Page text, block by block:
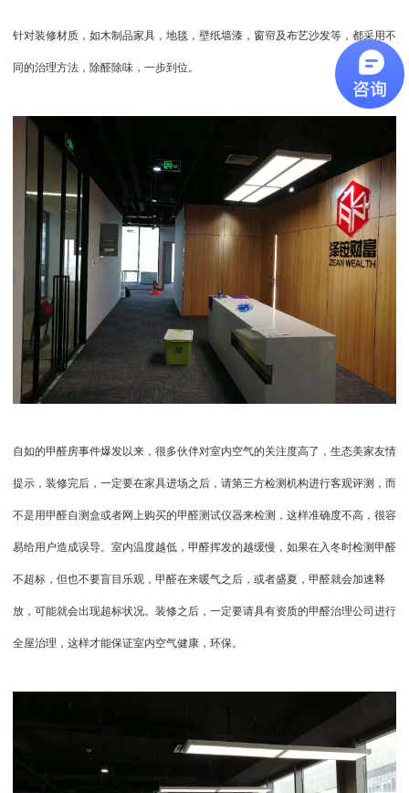
针对装修材质，如木制品家具，地毯，壁纸墙漆，窗帘及布艺沙发等，都采用不
同的治理方法，除醛除味，一步到位。
自如的甲醛房事件爆发以来，很多伙伴对室内空气的关注度高了，生态美家友情
提示，装修完后，一定要在家具进场之后，请第三方检测机构进行客观评测，而
不是用甲醛自测盒或者网上购买的甲醛测试仪器来检测，这样准确度不高，很容
易给用户造成误导。室内温度越低，甲醛挥发的越缓慢，如果在入冬时检测甲醛
不超标，但也不要盲目乐观，甲醛在来暖气之后，或者盛夏，甲醛就会加速释
放，可能就会出现超标状况。装修之后，一定要请具有资质的甲醛治理公司进行
全屋治理，这样才能保证室内空气健康，环保。